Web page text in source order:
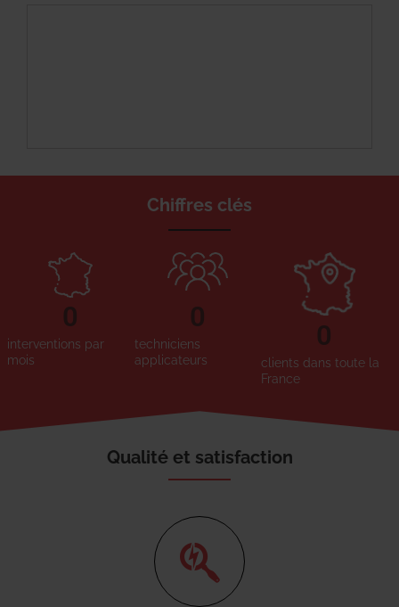
Chiffres clés
interventions par
mois
0
techniciens
applicateurs
0
clients dans toute la
France
0
Qualité et satisfaction